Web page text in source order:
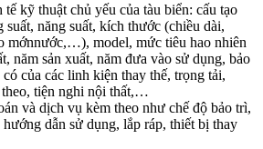
tế kỹ thuật chủ yếu của tàu biển: cấu tạo
suất, năng suất, kích thước (chiều dài,
mớnnước,…), model, mức tiêu hao nhiên
năm sản xuất, năm đưa vào sử dụng, bảo
của các linh kiện thay thế, trọng tải,
tiện nghi nội thất,…
và dịch vụ kèm theo như chế độ bảo trì,
hướng dẫn sử dụng, lắp ráp, thiết bị thay